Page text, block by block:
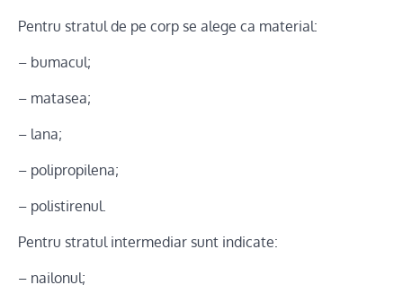
Pentru stratul de pe corp se alege ca material:
– bumacul;
– matasea;
– lana;
– polipropilena;
– polistirenul.
Pentru stratul intermediar sunt indicate:
– nailonul;